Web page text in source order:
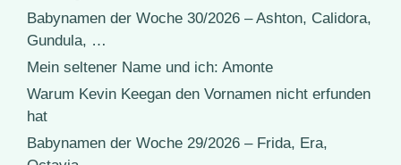
Babynamen der Woche 30/2026 – Ashton, Calidora,
Gundula, …
Mein seltener Name und ich: Amonte
Warum Kevin Keegan den Vornamen nicht erfunden
hat
Babynamen der Woche 29/2026 – Frida, Era,